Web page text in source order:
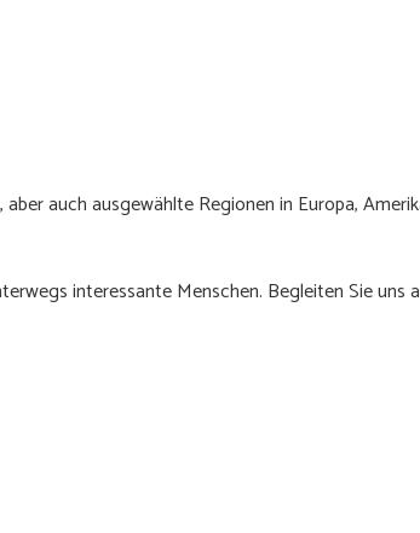
auch ausgewählte Regionen in Europa,
interessante Menschen. Begleiten Sie uns